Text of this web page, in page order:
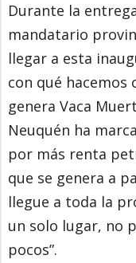
Durante la
mandatario
llegar a esta
con qué hacemos
genera Vaca
Neuquén ha
por más renta
que se genera a
llegue a toda la
un solo lugar, no
pocos”.